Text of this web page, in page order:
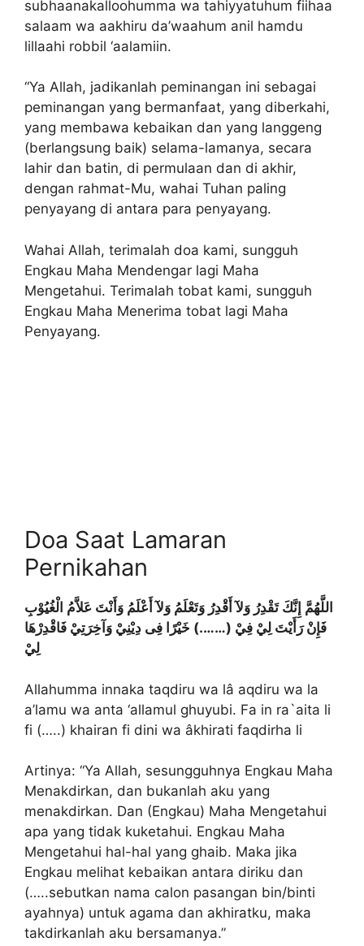
subhaanakalloohumma wa tahiyyatuhum fiihaa
salaam wa aakhiru da’waahum anil hamdu
lillaahi robbil ‘aalamiin.
“Ya Allah, jadikanlah peminangan ini sebagai
peminangan yang bermanfaat, yang diberkahi,
yang membawa kebaikan dan yang langgeng
(berlangsung baik) selama-lamanya, secara
lahir dan batin, di permulaan dan di akhir,
dengan rahmat-Mu, wahai Tuhan paling
penyayang di antara para penyayang.
Wahai Allah, terimalah doa kami, sungguh
Engkau Maha Mendengar lagi Maha
Mengetahui. Terimalah tobat kami, sungguh
Engkau Maha Menerima tobat lagi Maha
Penyayang.
Doa Saat Lamaran
Pernikahan
اللَّهُمَّ إِنَّكَ تَقْدِرُ وَلآ أَقْدِرُ وَتَعْلَمُ وَلآ أَعْلَمُ وَأَنْتَ عَلاَّمُ الْغُيُوْبِ
فَإِنْ رَأَيْتَ لِيْ فِيْ (…….) خَيْرًا فِى دِيْنِيْ وَآخِرَتِيْ فَاقْدِرْهَا
لِيْ
Allahumma innaka taqdiru wa lâ aqdiru wa la
a’lamu wa anta ‘allamul ghuyubi. Fa in ra`aita li
fi (…..) khairan fi dini wa âkhirati faqdirha li
Artinya: “Ya Allah, sesungguhnya Engkau Maha
Menakdirkan, dan bukanlah aku yang
menakdirkan. Dan (Engkau) Maha Mengetahui
apa yang tidak kuketahui. Engkau Maha
Mengetahui hal-hal yang ghaib. Maka jika
Engkau melihat kebaikan antara diriku dan
(…..sebutkan nama calon pasangan bin/binti
ayahnya) untuk agama dan akhiratku, maka
takdirkanlah aku bersamanya.”